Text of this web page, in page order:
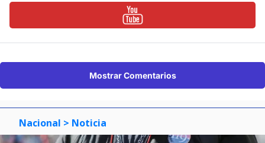
Mostrar Comentarios
Nacional > Noticia